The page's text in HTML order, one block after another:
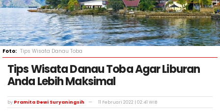
Tips Wisata Danau Toba
Tips Wisata Danau Toba Agar Liburan
Anda Lebih Maksimal
by Pramita Dewi Suryaningsih 11 Februari 2022 | 02:41 WIB